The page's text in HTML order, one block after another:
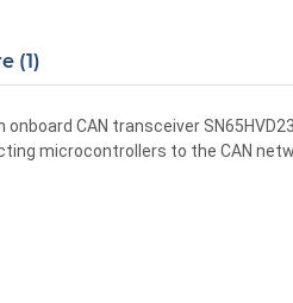
(1)
CAN transceiver
microcontrollers to the CAN